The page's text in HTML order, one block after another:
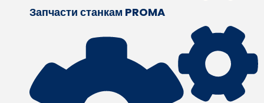
Запчасти станкам PROMA